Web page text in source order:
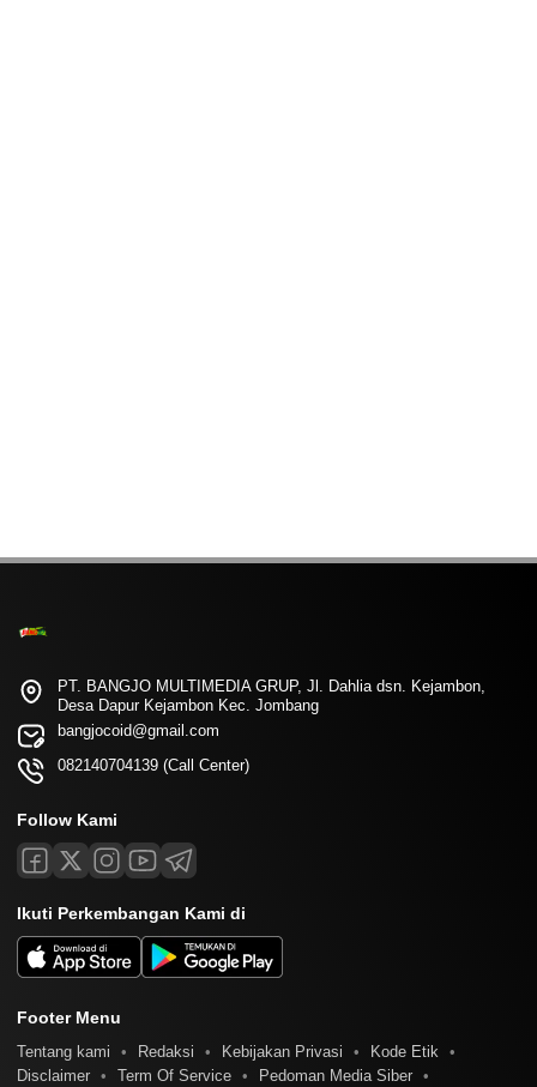
PT. BANGJO MULTIMEDIA GRUP, Jl. Dahlia dsn. Kejambon,
Desa Dapur Kejambon Kec. Jombang
bangjocoid@gmail.com
082140704139 (Call Center)
Follow Kami
Ikuti Perkembangan Kami di
Footer Menu
Tentang kami Redaksi Kebijakan Privasi
Kode Etik
Disclaimer
Term Of Service
Pedoman Media Siber